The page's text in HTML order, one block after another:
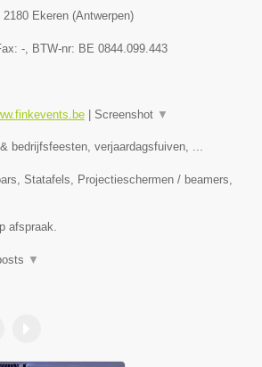
2180 Ekeren (Antwerpen)
- , BTW-nr: BE 0844.099.443
Screenshot ▼
bedrijfsfeesten, verjaardagsfuiven, ...
Statafels, Projectieschermen / beamers,
afspraak.
▼